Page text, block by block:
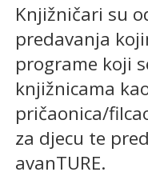
Knjižničari su
predavanja
programe koji
knjižnicama
pričaonica/
za djecu te
avanTURE.